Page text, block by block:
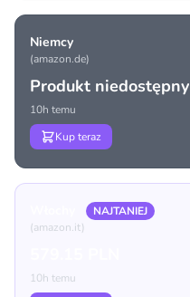
Niemcy
(amazon.de)
Produkt niedostępny
10h temu
Kup teraz
NAJTANIEJ
(amazon.it)
10h temu